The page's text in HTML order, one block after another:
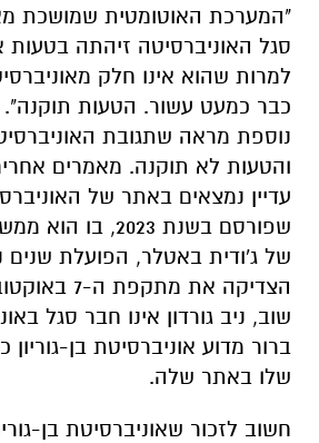
"המערכת האוטומטית שמושכת
סגל האוניברסיטה זיהתה
למרות שהוא אינו חלק
כבר כמעט עשור. הטעות
נוספת מראה שתגובת
והטעות לא תוקנה. מאמרים
עדיין נמצאים באתר של
שפורסם בשנת 2023,
של ג'ודית באטלר, הפועלת שנים
הצדיקה את
שוב, ניב גורדון אינו חבר סגל
ברור מדוע אוניברסיטת בן-
שלו באתר שלה.
חשוב לזכור שאוניברסיטת בן-